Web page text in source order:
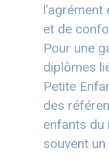
et de
Pour une
diplômes
Petite
des
enfants du
souvent